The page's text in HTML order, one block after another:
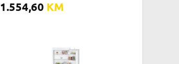
1.554,60 KM